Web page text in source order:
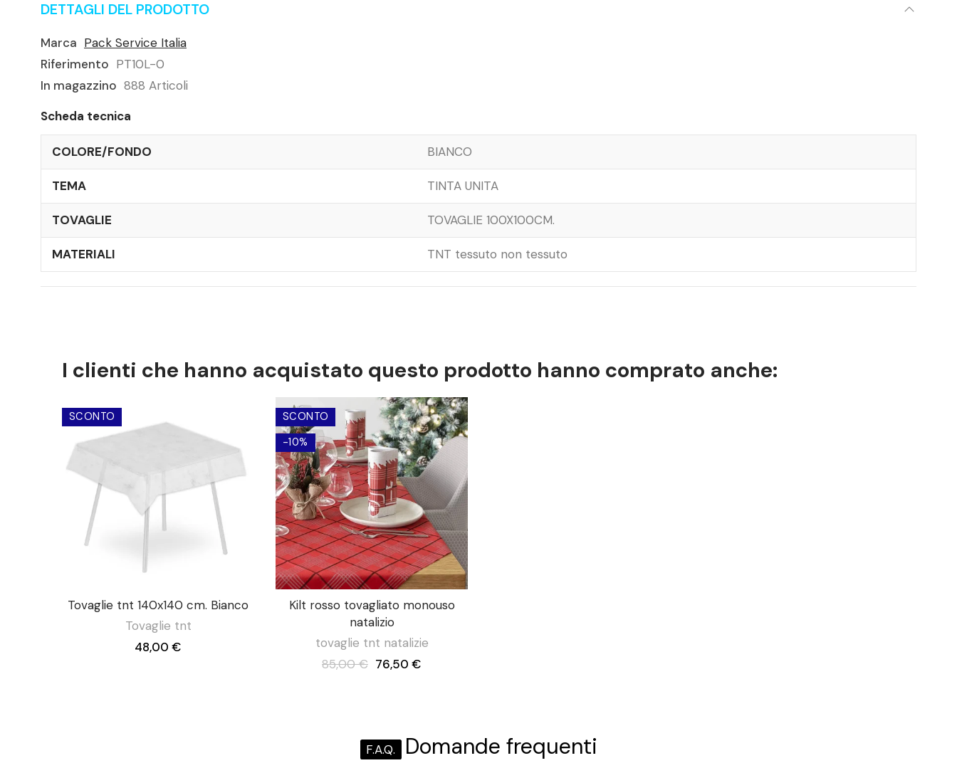
DETTAGLI DEL PRODOTTO
Marca Pack Service Italia
Riferimento PT10L-0
In magazzino 888 Articoli
Scheda tecnica
COLORE/FONDO BIANCO
TEMA TINTA UNITA
TOVAGLIE TOVAGLIE 100X100CM.
MATERIALI TNT tessuto non tessuto
I clienti che hanno acquistato questo prodotto hanno comprato anche:
SCONTO
Tovaglie tnt 140x140 cm. Bianco
Tovaglie tnt
48,00 €
SCONTO
-10%
Kilt rosso tovagliato monouso
natalizio
tovaglie tnt natalizie
85,00 € 76,50 €
F.A.Q. Domande frequenti